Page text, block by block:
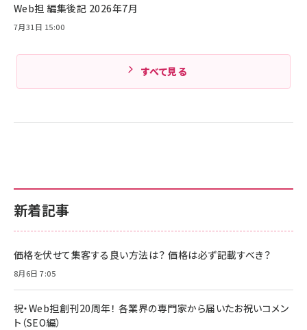
Amazonランキングをもっと見る
新着記事
価格を伏せて集客する良い方法は？ 価格は必ず記載すべき？
8月6日 7:05
祝・Web担創刊20周年！ 各業界の専門家から届いたお祝いコメン
ト（SEO編）
Web担 編集後記 2026年7月
7月31日 15:00
すべて見る